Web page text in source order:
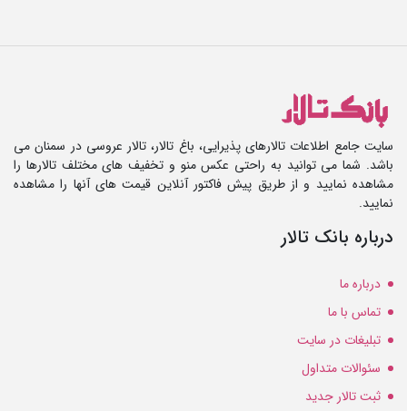
سایت جامع اطلاعات تالارهای پذیرایی، باغ تالار، تالار عروسی در سمنان می
باشد. شما می توانید به راحتی عکس منو و تخفیف های مختلف تالارها را
مشاهده نمایید و از طریق پیش فاکتور آنلاین قیمت های آنها را مشاهده
نمایید.
درباره بانک تالار
درباره ما
تماس با ما
تبلیغات در سایت
سئوالات متداول
ثبت تالار جدید